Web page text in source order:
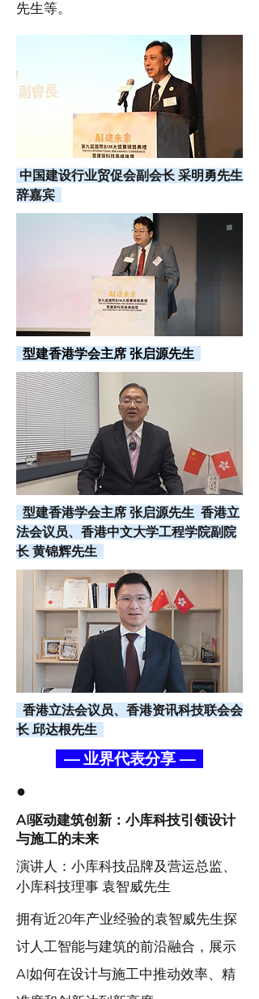
先生等。
中国建设行业贸促会副会长 采明勇先生
辞嘉宾
型建香港学会主席 张启源先生
型建香港学会主席 张启源先生 香港立
法会议员、香港中文大学工程学院副院
长 黄锦辉先生
香港立法会议员、香港资讯科技联会会
长 邱达根先生
— 业界代表分享 —
●
AI驱动建筑创新：小库科技引领设计
与施工的未来
演讲人：小库科技品牌及营运总监、
小库科技理事 袁智威先生
拥有近20年产业经验的袁智威先生探
讨人工智能与建筑的前沿融合，展示
AI如何在设计与施工中推动效率、精